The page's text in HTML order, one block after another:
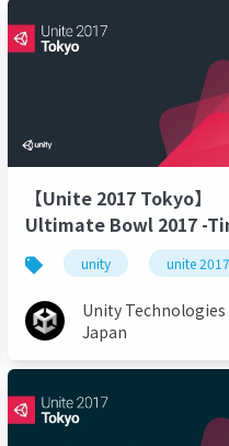
toon shader ノンフォトリ
unite unity
【Unite 2017 Tokyo】
Ultimate Bowl 2017 -
機能を活用したリアルタ
のメイキング-
unity unite
Unity Technologies
Japan